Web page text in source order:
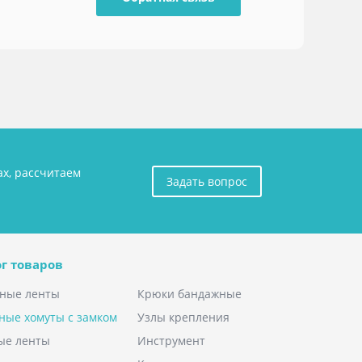
рассчитаем
Задать вопрос
товаров
ленты
хомуты с замком
ленты
Крюки бандажные
Узлы крепления
Инструмент